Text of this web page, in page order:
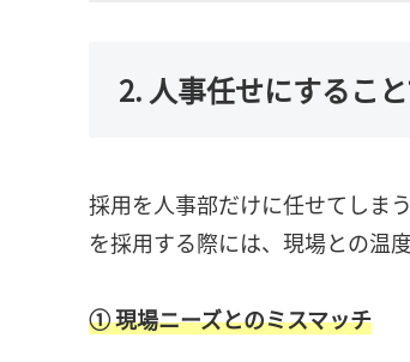
2. 人事任せにするこ
採用を人事部だけに任せてしま
を採用する際には、現場との温
① 現場ニーズとのミスマッチ